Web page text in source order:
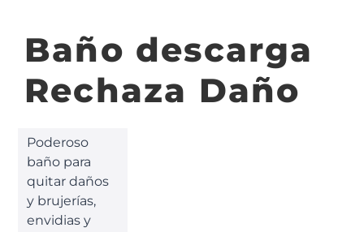
Baño descarga
Rechaza Daño
Poderoso
baño para
quitar daños
y brujerías,
envidias y